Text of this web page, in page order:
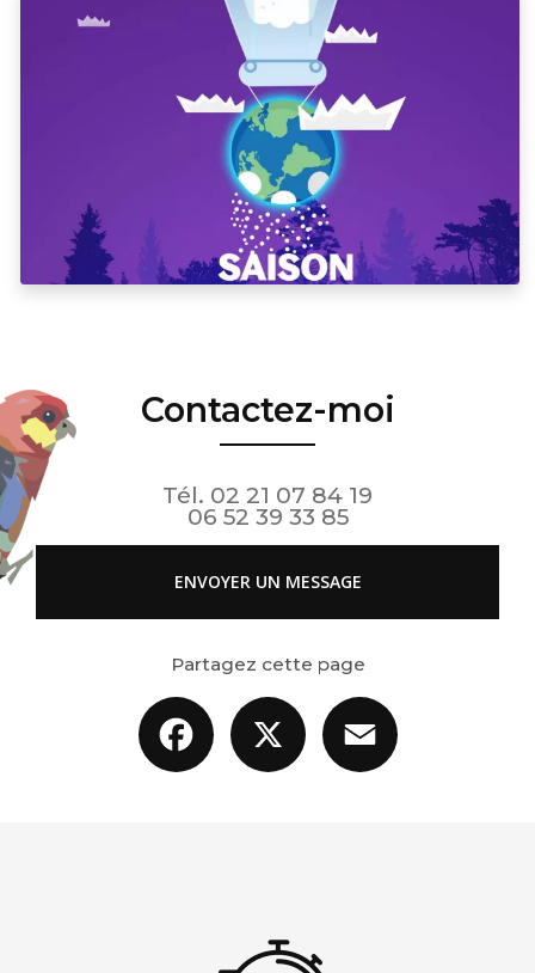
Contactez-moi
Tél. 02 21 07 84 19
06 52 39 33 85
ENVOYER UN MESSAGE
Partagez cette page
Facebook